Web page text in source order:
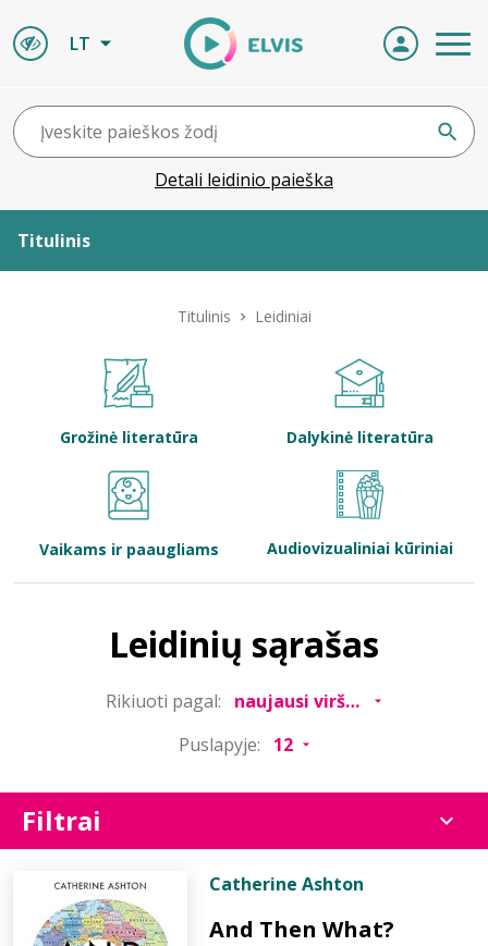
LT
Detali leidinio paieška
Titulinis
Bibliotekoms
Titulinis Leidiniai
Grožinė literatūra Dalykinė literatūra
Vaikams ir paaugliams Audiovizualiniai kūriniai
Leidinių sąrašas
Rikiuoti pagal:
Puslapyje:
Filtrai
Catherine Ashton
And Then What?